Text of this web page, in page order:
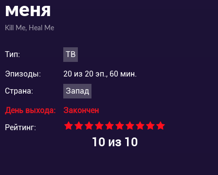
меня
Kill Me, Heal Me
Тип: ТВ
Эпизоды:
20 из 20 эп., 60 мин.
Страна:
Запад
День выхода:
Закончен
Рейтинг:
10из 10